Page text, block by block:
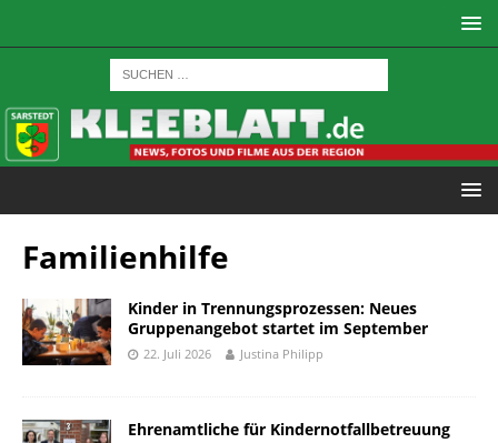
Familienhilfe
Kinder in Trennungsprozessen: Neues
Gruppenangebot startet im September
22. Juli 2026 Justina Philipp
Ehrenamtliche für Kindernotfallbetreuung